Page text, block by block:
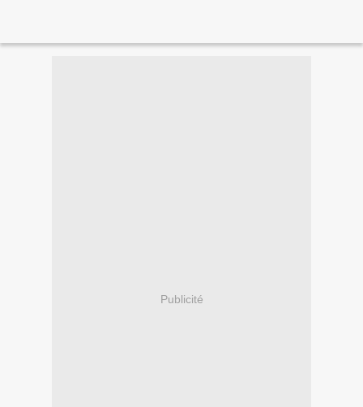
Publicité